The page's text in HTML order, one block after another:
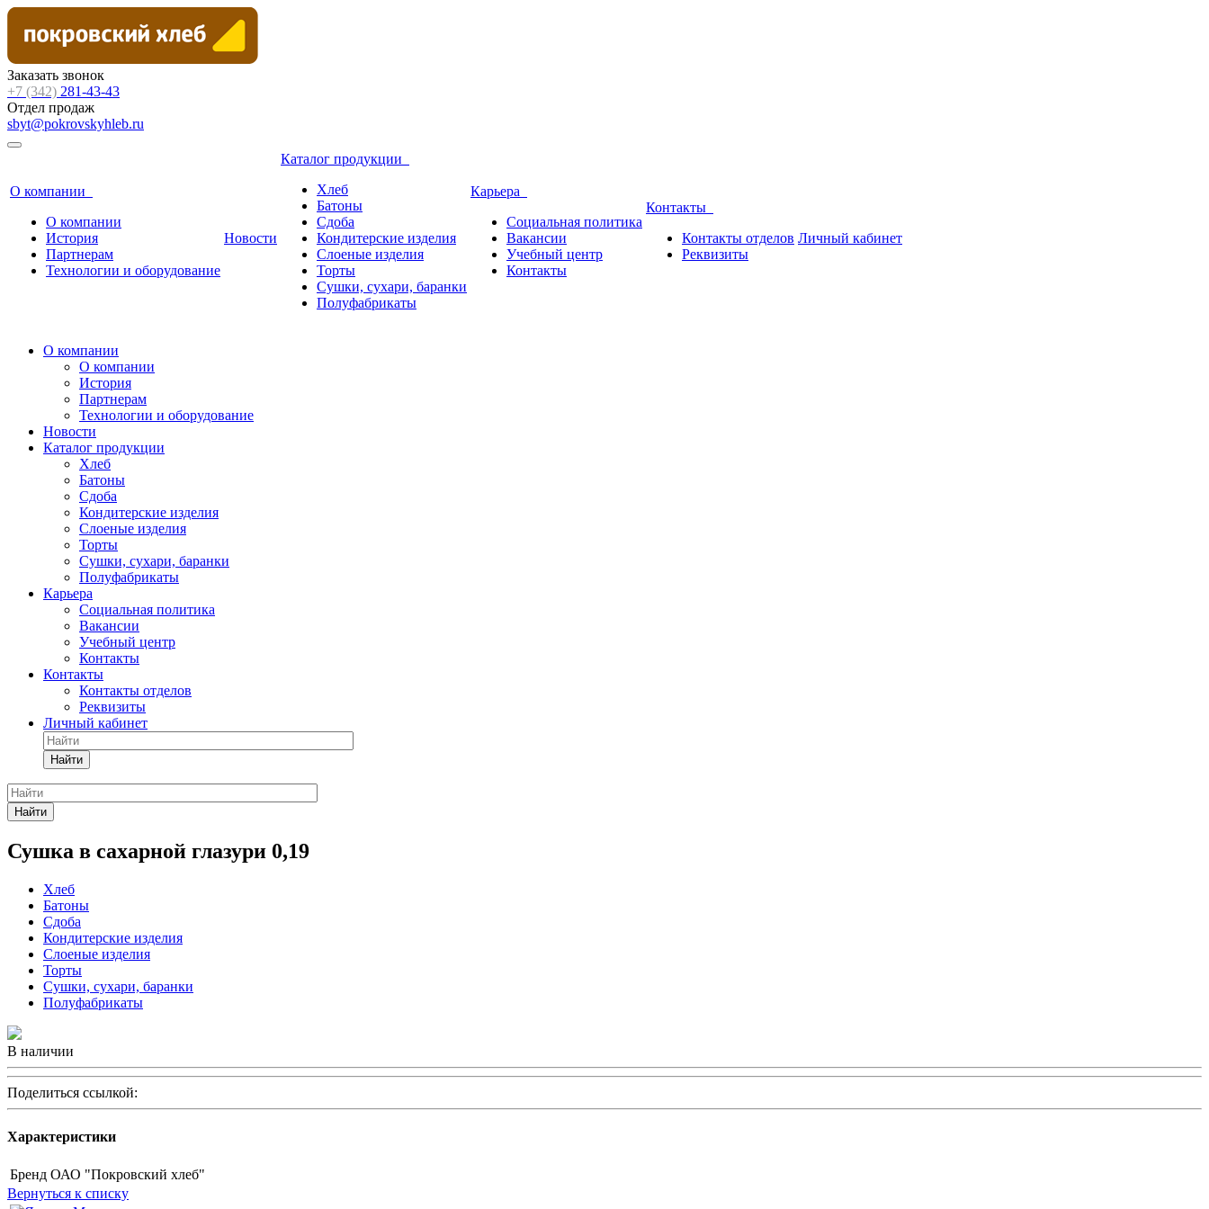
Заказать звонок
+7 (342) 281-43-43
Отдел продаж
sbyt@pokrovskyhleb.ru
О компании
О компании
История
Партнерам
Технологии и оборудование
Новости
Каталог продукции
Хлеб
Батоны
Сдоба
Кондитерские изделия
Слоеные изделия
Торты
Сушки, сухари, баранки
Полуфабрикаты
Карьера
Социальная политика
Вакансии
Учебный центр
Контакты
Контакты
Контакты отделов
Реквизиты
Личный кабинет
О компании
О компании
История
Партнерам
Технологии и оборудование
Новости
Каталог продукции
Хлеб
Батоны
Сдоба
Кондитерские изделия
Слоеные изделия
Торты
Сушки, сухари, баранки
Полуфабрикаты
Карьера
Социальная политика
Вакансии
Учебный центр
Контакты
Контакты
Контакты отделов
Реквизиты
Личный кабинет
Найти
Найти
Сушка в сахарной глазури 0,19
Хлеб
Батоны
Сдоба
Кондитерские изделия
Слоеные изделия
Торты
Сушки, сухари, баранки
Полуфабрикаты
В наличии
Поделиться ссылкой:
Характеристики
Бренд ОАО "Покровский хлеб"
Вернуться к списку